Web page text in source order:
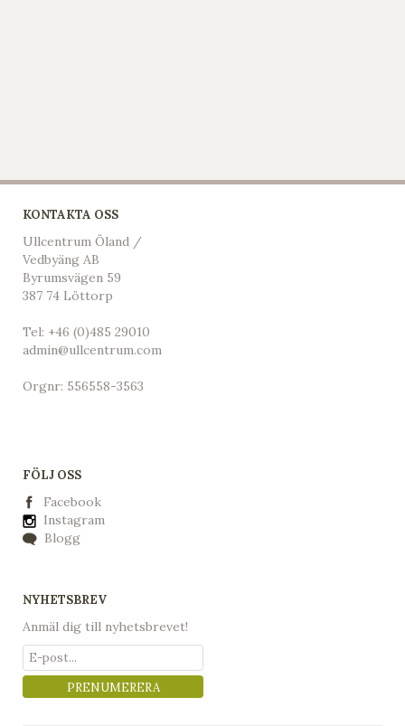
KONTAKTA OSS
Ullcentrum Öland /
Vedbyäng AB
Byrumsvägen 59
387 74 Löttorp
Tel: +46 (0)485 29010
admin@ullcentrum.com
Orgnr: 556558-3563
FÖLJ OSS
Facebook
Instagram
Blogg
NYHETSBREV
Anmäl dig till nyhetsbrevet!
PRENUMERERA